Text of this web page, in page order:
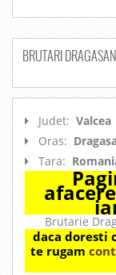
BRUTARI
Judet: Valcea
Oras:
Tara:
Brutarie
daca doresti
te rugam